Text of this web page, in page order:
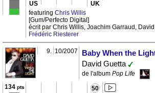
US UK
featuring Chris Willis
[Gum/Perfecto Digital]
écrit par Chris Willis, Joachim Garraud,
Frédéric Riesterer
9. 10/2007
Baby When the
David Guetta
de l'album Pop Life
134pts 50